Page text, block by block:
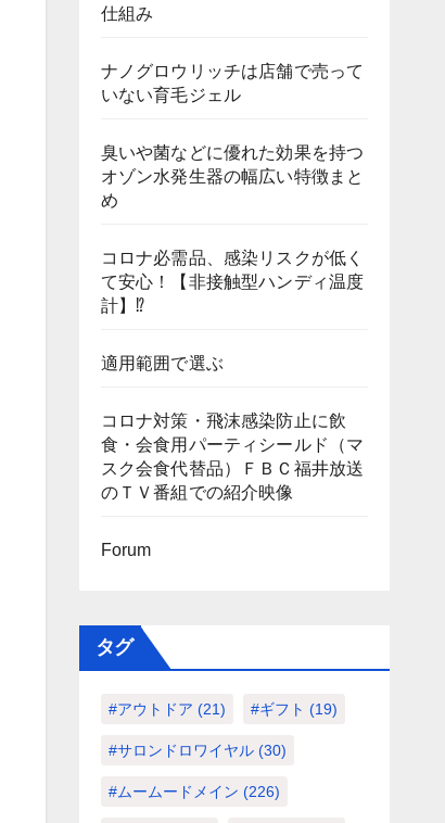
仕組み
ナノグロウリッチは店舗で売って
いない育毛ジェル
臭いや菌などに優れた効果を持つ
オゾン水発生器の幅広い特徴まと
め
コロナ必需品、感染リスクが低く
て安心！【非接触型ハンディ温度
計】⁉
適用範囲で選ぶ
コロナ対策・飛沫感染防止に飲
食・会食用パーティシールド（マ
スク会食代替品）ＦＢＣ福井放送
のＴＶ番組での紹介映像
Forum
タグ
#アウトドア (21) #ギフト (19)
#サロンドロワイヤル(30)
#ムームードメイン (226)